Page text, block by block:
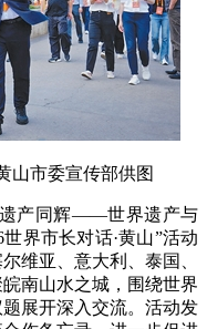
山市委宣传部供图
产同辉——世界遗产与
界市长对话·黄山”活动
维亚、意大利、泰国、
南山水之城，围绕世界
展开深入交流。活动发